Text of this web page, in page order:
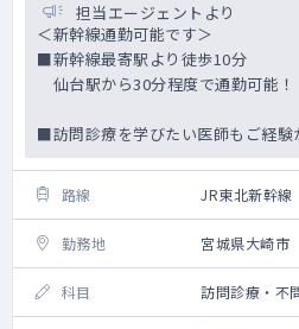
担当エージェントより
＜新幹線通勤可能です＞
■新幹線最寄駅より徒歩10分
仙台駅から30分程度で通勤可能！
■訪問診療を学びたい医師もご経験
路線 JR東北新幹線
勤務地 宮城県大崎市
科目 訪問診療・不